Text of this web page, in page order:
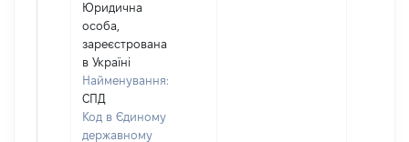
Юридична
особа,
зареєстрована
в Україні
Найменування:
СПД
Код в Єдиному
державному